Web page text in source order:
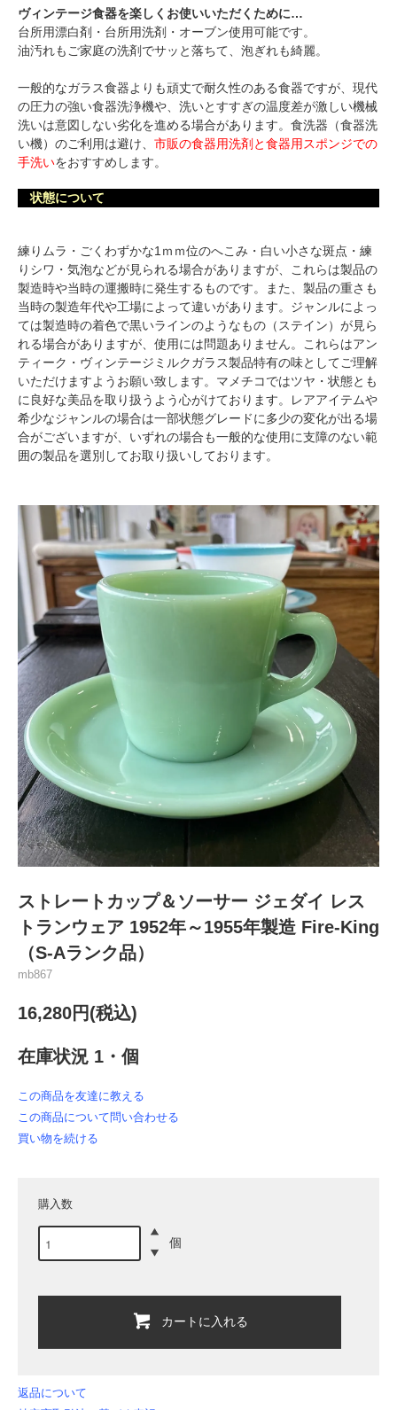
ヴィンテージ食器を楽しくお使いいただくために…
台所用漂白剤・台所用洗剤・オーブン使用可能です。
油汚れもご家庭の洗剤でサッと落ちて、泡ぎれも綺麗。
一般的なガラス食器よりも頑丈で耐久性のある食器ですが、現代
の圧力の強い食器洗浄機や、洗いとすすぎの温度差が激しい機械
洗いは意図しない劣化を進める場合があります。食洗器（食器洗
い機）のご利用は避け、 市販の食器用洗剤と食器用スポンジでの
手洗いをおすすめします。
状態について
練りムラ・ごくわずかな1ｍｍ位のへこみ・白い小さな斑点・練
りシワ・気泡などが見られる場合がありますが、これらは製品の
製造時や当時の運搬時に発生するものです。また、製品の重さも
当時の製造年代や工場によって違いがあります。ジャンルによっ
ては製造時の着色で黒いラインのようなもの（ステイン）が見ら
れる場合がありますが、使用には問題ありません。これらはアン
ティーク・ヴィンテージミルクガラス製品特有の味としてご理解
いただけますようお願い致します。マメチコではツヤ・状態とも
に良好な美品を取り扱うよう心がけております。レアアイテムや
希少なジャンルの場合は一部状態グレードに多少の変化が出る場
合がございますが、いずれの場合も一般的な使用に支障のない範
囲の製品を選別してお取り扱いしております。
ストレートカップ＆ソーサー ジェダイ レス
トランウェア 1952年～1955年製造 Fire-King
（S-Aランク品）
mb867
16,280円(税込)
在庫状況 1・個
この商品を友達に教える
この商品について問い合わせる
買い物を続ける
購入数
個
カートに入れる
返品について